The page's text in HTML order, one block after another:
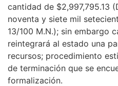
cantidad de $2,997,795.13
noventa y siete mil
13/100 M.N.); sin embargo
reintegrará al estado una
recursos; procedimiento
de terminación que se
formalización.